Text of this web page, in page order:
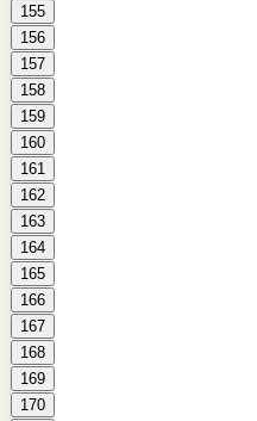
155
156
157
158
159
160
161
162
163
164
165
166
167
168
169
170